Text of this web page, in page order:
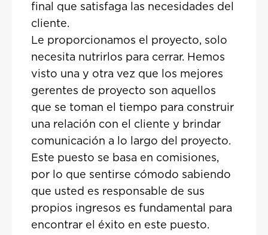
final que satisfaga las necesidades del
cliente.
Le proporcionamos el proyecto, solo
necesita nutrirlos para cerrar. Hemos
visto una y otra vez que los mejores
gerentes de proyecto son aquellos
que se toman el tiempo para construir
una relación con el cliente y brindar
comunicación a lo largo del proyecto.
Este puesto se basa en comisiones,
por lo que sentirse cómodo sabiendo
que usted es responsable de sus
propios ingresos es fundamental para
encontrar el éxito en este puesto.